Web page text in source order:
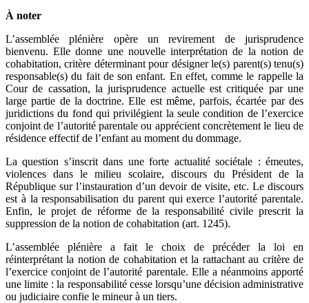
À noter
L’assemblée plénière opère un revirement de jurisprudence
bienvenu. Elle donne une nouvelle interprétation de la notion de
cohabitation, critère déterminant pour désigner le(s) parent(s) tenu(s)
responsable(s) du fait de son enfant. En effet, comme le rappelle la
Cour de cassation, la jurisprudence actuelle est critiquée par une
large partie de la doctrine. Elle est même, parfois, écartée par des
juridictions du fond qui privilégient la seule condition de l’exercice
conjoint de l’autorité parentale ou apprécient concrètement le lieu de
résidence effectif de l’enfant au moment du dommage.
La question s’inscrit dans une forte actualité sociétale : émeutes,
violences dans le milieu scolaire, discours du Président de la
République sur l’instauration d’un devoir de visite, etc. Le discours
est à la responsabilisation du parent qui exerce l’autorité parentale.
Enfin, le projet de réforme de la responsabilité civile prescrit la
suppression de la notion de cohabitation (art. 1245).
L’assemblée plénière a fait le choix de précéder la loi en
réinterprétant la notion de cohabitation et la rattachant au critère de
l’exercice conjoint de l’autorité parentale. Elle a néanmoins apporté
une limite : la responsabilité cesse lorsqu’une décision administrative
ou judiciaire confie le mineur à un tiers.